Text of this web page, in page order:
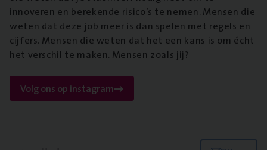
innoveren en berekende risico’s te nemen. Mensen die
weten dat deze job meer is dan spelen met regels en
cijfers. Mensen die weten dat het een kans is om écht
het verschil te maken. Mensen zoals jij?
Volg ons op instagram